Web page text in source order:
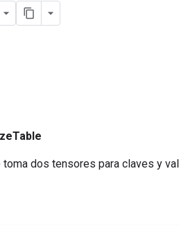
dos tensores para claves y